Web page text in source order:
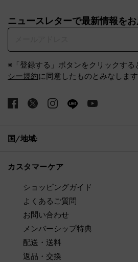
ニュースレターで最新情報をお
※「登録する」ボタンをクリックする
シー規約に同意したものとみなします
国/地域:
カスタマーケア
ショッピングガイド
よくあるご質問
お問い合わせ
メンバーシップ特典
配送・送料
返品・交換